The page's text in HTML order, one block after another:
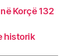
Korçë 132
historik